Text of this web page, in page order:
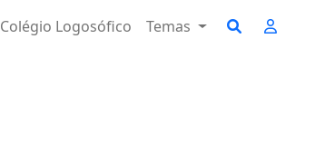
Colégio Logosófico Temas